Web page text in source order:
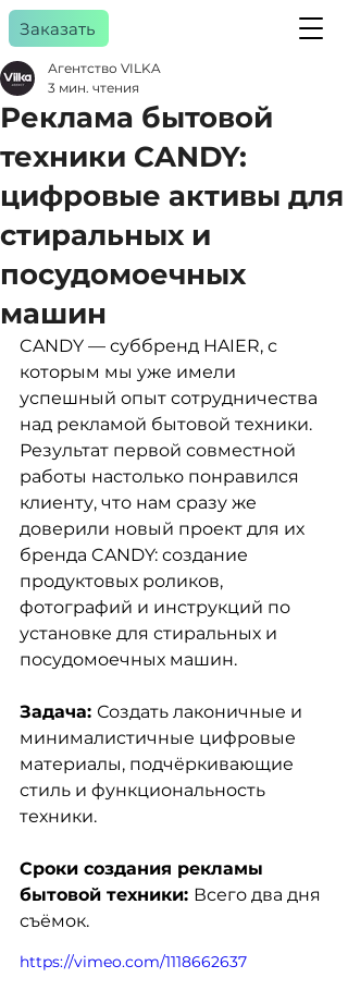
Заказать
a
Реклама бытовой
техники CANDY:
цифровые активы для
стиральных и
посудомоечных
машин
Агентство VILKA
3 мин. чтения
CANDY — суббренд HAIER, с
которым мы уже имели
успешный опыт сотрудничества
над рекламой бытовой техники.
Результат первой совместной
работы настолько понравился
клиенту, что нам сразу же
доверили новый проект для их
бренда CANDY: создание
продуктовых роликов,
фотографий и инструкций по
установке для стиральных и
посудомоечных машин.
Задача: Создать лаконичные и
минималистичные цифровые
материалы, подчёркивающие
стиль и функциональность
техники.
Сроки создания рекламы
бытовой техники: Всего два дня
съёмок.
https://vimeo.com/1118662637